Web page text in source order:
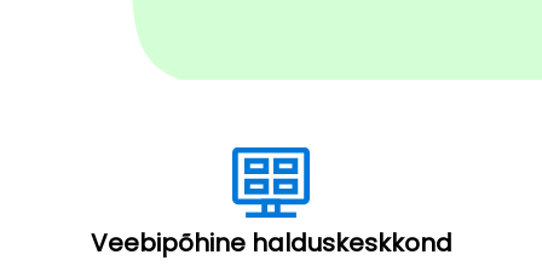
Veebipõhine halduskeskkond